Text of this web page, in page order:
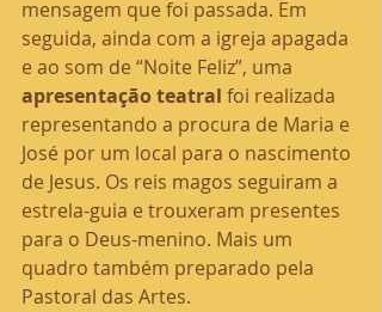
mensagem que foi passada. Em
seguida, ainda com a igreja apagada
e ao som de “Noite Feliz”, uma
apresentação teatral foi realizada
representando a procura de Maria e
José por um local para o nascimento
de Jesus. Os reis magos seguiram a
estrela-guia e trouxeram presentes
para o Deus-menino. Mais um
quadro também preparado pela
Pastoral das Artes.